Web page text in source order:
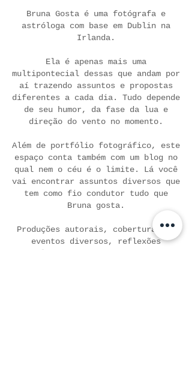
Bruna Gosta é uma fotógrafa e
astróloga com base em Dublin na
Irlanda.
Ela é apenas mais uma
multipontecial dessas que andam por
aí trazendo assuntos e propostas
diferentes a cada dia. Tudo depende
de seu humor, da fase da lua e
direção do vento no momento.
Além de portfólio fotográfico, este
espaço conta também com um blog no
qual nem o céu é o limite. Lá você
vai encontrar assuntos diversos que
tem como fio condutor tudo que
Bruna gosta.
Produções autorais, coberturas de
eventos diversos, reflexões